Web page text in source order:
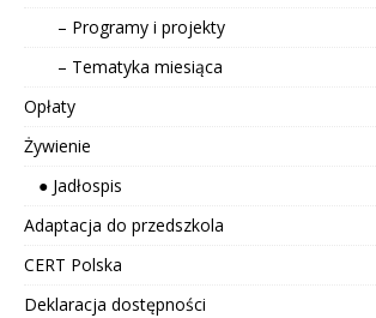
– Programy i projekty
– Tematyka miesiąca
Opłaty
Żywienie
● Jadłospis
Adaptacja do przedszkola
CERT Polska
Deklaracja dostępności